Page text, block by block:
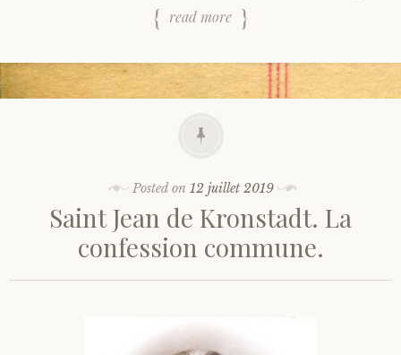
read more
Posted on12 juillet 2019
Saint Jean de Kronstadt. La
confession commune.